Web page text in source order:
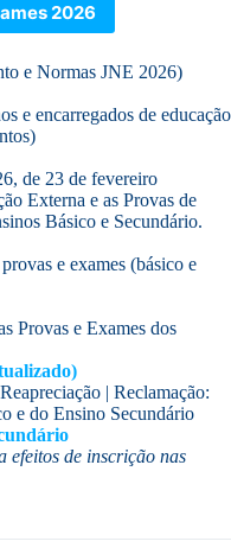
2026
e Normas JNE 2026)
e encarregados de educação
de 23 de fevereiro
Externa e as Provas de
Básico e Secundário.
e exames (básico e
Provas e Exames dos
| Reclamação:
e do Ensino Secundário
efeitos de inscrição nas